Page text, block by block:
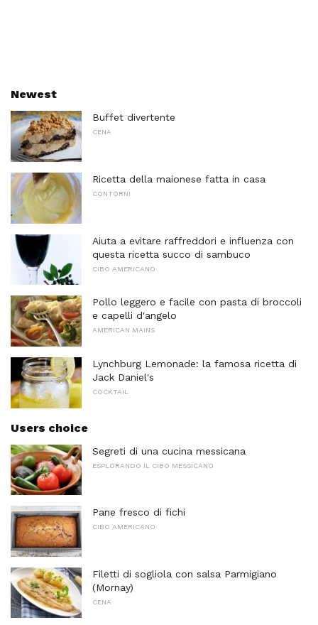
Newest
Buffet divertente
CENA
Ricetta della maionese fatta in casa
CONTORNI
Aiuta a evitare raffreddori e influenza con
questa ricetta succo di sambuco
CIBO AMERICANO
Pollo leggero e facile con pasta di broccoli
e capelli d'angelo
AMERICAN MAINS
Lynchburg Lemonade: la famosa ricetta di
Jack Daniel's
COCKTAIL
Users choice
Segreti di una cucina messicana
ESPLORANDO IL CIBO MESSICANO
Pane fresco di fichi
CIBO AMERICANO
Filetti di sogliola con salsa Parmigiano
(Mornay)
CENA